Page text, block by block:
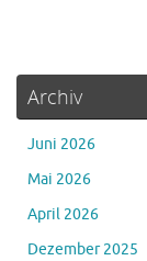
Archiv
Juni 2026
Mai 2026
April 2026
Dezember 2025